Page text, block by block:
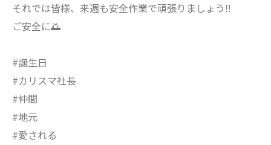
それでは皆様、来週も安全作業で頑張りましょう‼️
ご安全に🌅
#誕生日
#カリスマ社長
#仲間
#地元
#愛される